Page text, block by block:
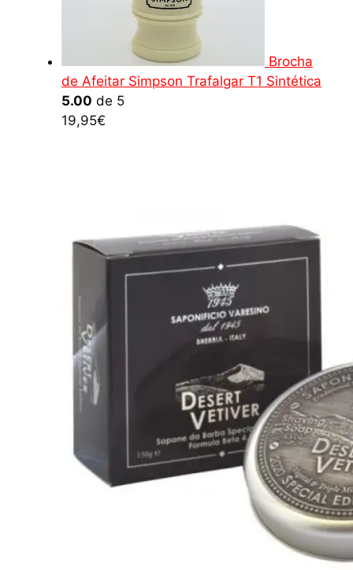
Brocha
de Afeitar Simpson Trafalgar T1 Sintética
5.00 de 5
19,95€